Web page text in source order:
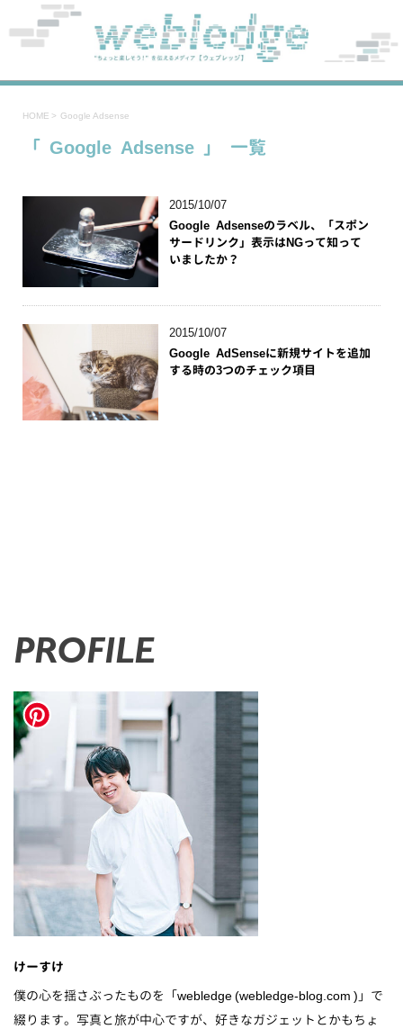
HOME > Google Adsense
「 Google Adsense 」 一覧
2015/10/07
Google Adsenseのラベル、「スポン
サードリンク」表示はNGって知って
いましたか？
2015/10/07
Google AdSenseに新規サイトを追加
する時の3つのチェック項目
PROFILE
けーすけ
僕の心を揺さぶったものを「webledge (webledge-blog.com )」で
綴ります。写真と旅が中心ですが、好きなガジェットとかもちょ